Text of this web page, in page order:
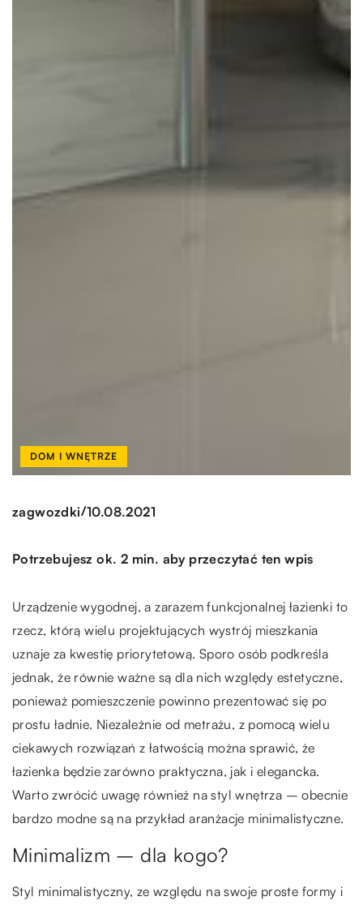
DOM I WNĘTRZE
zagwozdki/10.08.2021
Potrzebujesz ok. 2 min. aby przeczytać ten wpis
Urządzenie wygodnej, a zarazem funkcjonalnej łazienki to
rzecz, którą wielu projektujących wystrój mieszkania
uznaje za kwestię priorytetową. Sporo osób podkreśla
jednak, że równie ważne są dla nich względy estetyczne,
ponieważ pomieszczenie powinno prezentować się po
prostu ładnie. Niezależnie od metrażu, z pomocą wielu
ciekawych rozwiązań z łatwością można sprawić, że
łazienka będzie zarówno praktyczna, jak i elegancka.
Warto zwrócić uwagę również na styl wnętrza – obecnie
bardzo modne są na przykład aranżacje minimalistyczne.
Minimalizm – dla kogo?
Styl minimalistyczny, ze względu na swoje proste formy i